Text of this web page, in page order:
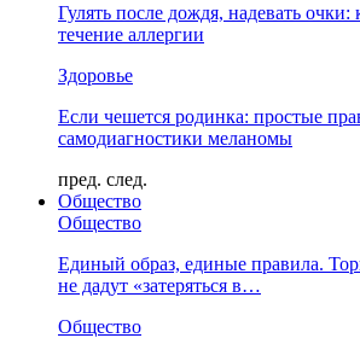
Гулять после дождя, надевать очки:
течение аллергии
Здоровье
Если чешется родинка: простые
самодиагностики меланомы
пред. след.
Общество
Общество
Единый образ, единые правила.
не дадут «затеряться в…
Общество